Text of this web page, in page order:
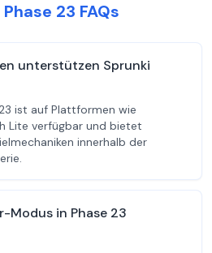
23 FAQs
unterstützen Sprunki
ist auf Plattformen wie
Lite verfügbar und bietet
innerhalb der
Modus in Phase 23